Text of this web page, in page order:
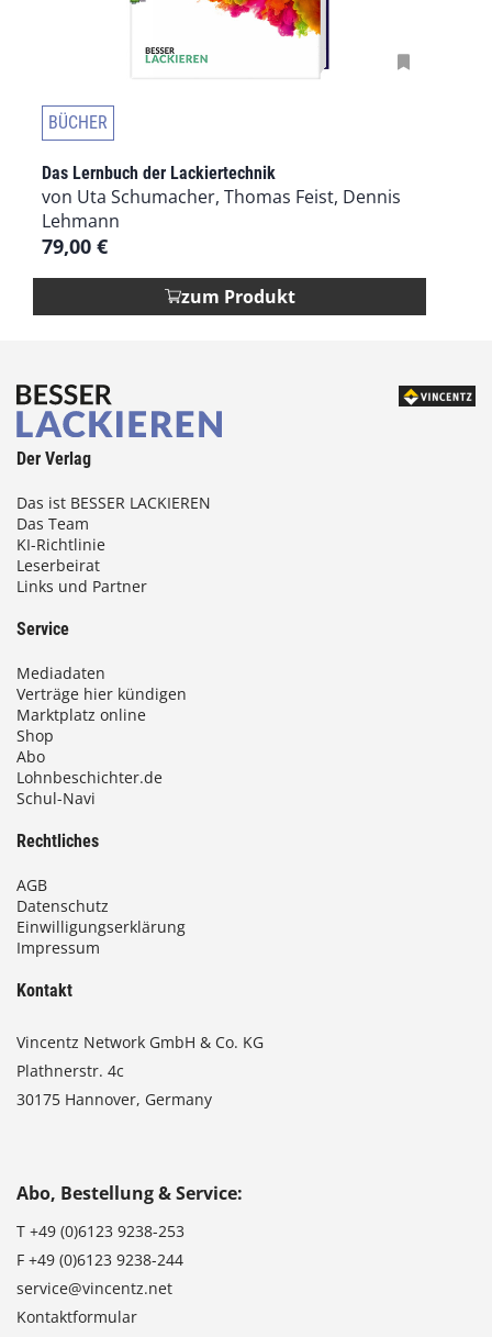
BÜCHER
Das Lernbuch der Lackiertechnik
von Uta Schumacher, Thomas Feist, Dennis
Lehmann
79,00 €
zum Produkt
Der Verlag
Das ist BESSER LACKIEREN
Das Team
KI-Richtlinie
Leserbeirat
Links und Partner
Service
Mediadaten
Verträge hier kündigen
Marktplatz online
Shop
Abo
Lohnbeschichter.de
Schul-Navi
Rechtliches
AGB
Datenschutz
Einwilligungserklärung
Impressum
Kontakt
Vincentz Network GmbH & Co. KG
Plathnerstr. 4c
30175 Hannover, Germany
Abo, Bestellung & Service:
T +49 (0)6123 9238-253
F +49 (0)6123 9238-244
service@vincentz.net
Kontaktformular